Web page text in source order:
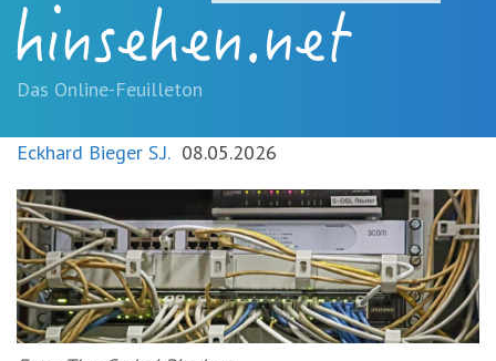
springen
(Accesskey
'1')Zur
springen
'3')Zur
Suche
springen
(Accesskey
'2')
Das Online-Feuilleton
Eckhard Bieger S.J. 08.05.2026